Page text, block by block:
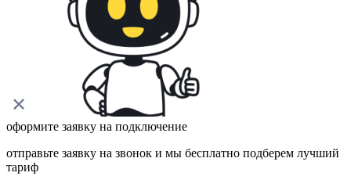
оформите заявку на подключение
отправьте заявку на звонок и мы бесплатно подберем лучший
тариф